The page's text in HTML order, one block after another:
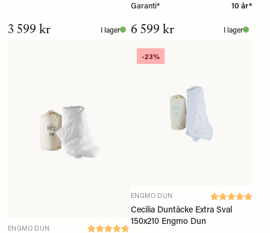
3 599 kr I lager
myskanddun
Garanti* 10 år*
6 599 kr I lager
ENGMO DUN
ENGMO DUN
Cecilia Duntäcke Extra Sval
150x210 Engmo Dun
-23%